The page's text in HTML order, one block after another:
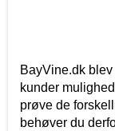
BayVine.dk
kunder
prøve de
behøver du